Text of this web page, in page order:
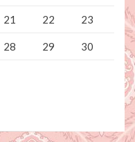
21 22 23
28 29 30